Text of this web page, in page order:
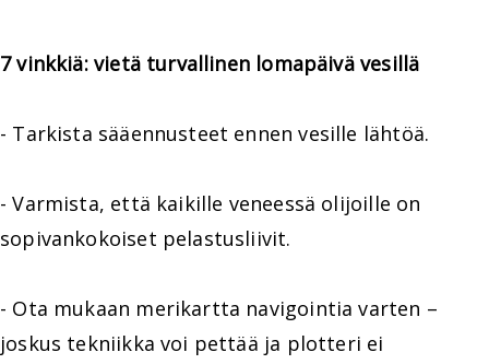
7 vinkkiä: vietä turvallinen lomapäivä vesillä
- Tarkista sääennusteet ennen vesille lähtöä.
- Varmista, että kaikille veneessä olijoille on
sopivankokoiset pelastusliivit.
- Ota mukaan merikartta navigointia varten –
joskus tekniikka voi pettää ja plotteri ei